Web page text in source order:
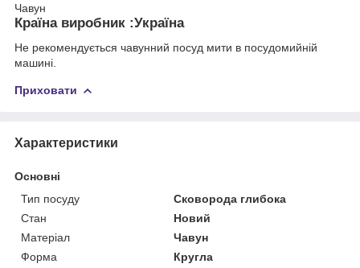
Чавун
Країна виробник :Україна
Не рекомендується чавунний посуд мити в посудомийній
машині.
Приховати
Характеристики
Основні
Тип посуду
Сковорода глибока
Стан
Новий
Матеріал
Чавун
Форма
Кругла